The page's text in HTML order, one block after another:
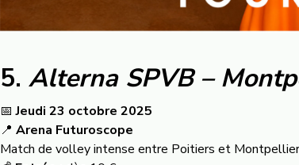
5. Alterna SPVB –
📅Jeudi 23 octobre 2025
📍 Arena Futuroscope
Match de volley intense entre Poitiers et Montpellier